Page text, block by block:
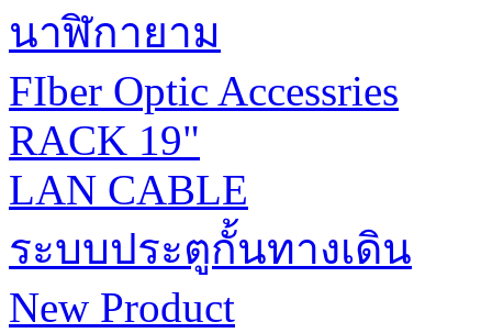
นาฬิกายาม
FIber Optic Accessries
RACK 19"
LAN CABLE
ระบบประตูกั้นทางเดิน
New Product